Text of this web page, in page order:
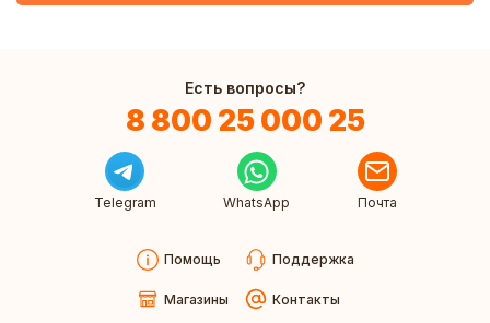
Есть вопросы?
8 800 25 000 25
Telegram WhatsApp Почта
Помощь Поддержка
Магазины Контакты